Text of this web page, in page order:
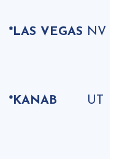
*LAS VEGAS NV
*KANAB
UT